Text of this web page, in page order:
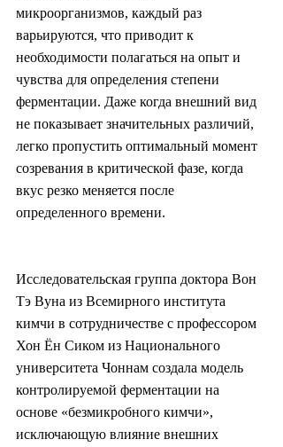
микроорганизмов, каждый раз
варьируются, что приводит к
необходимости полагаться на опыт и
чувства для определения степени
ферментации. Даже когда внешний вид
не показывает значительных различий,
легко пропустить оптимальный момент
созревания в критической фазе, когда
вкус резко меняется после
определенного времени.
Исследовательская группа доктора Вон
Тэ Вуна из Всемирного института
кимчи в сотрудничестве с профессором
Хон Ён Сиком из Национального
университета Чоннам создала модель
контролируемой ферментации на
основе «безмикробного кимчи»,
исключающую влияние внешних